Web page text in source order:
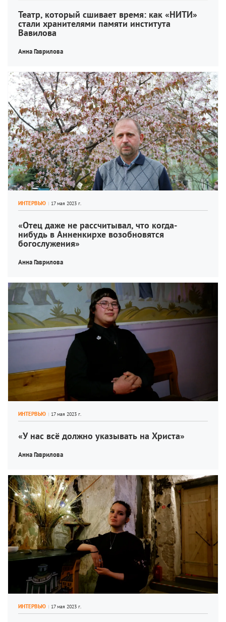
Театр, который сшивает время: как «НИТИ»
стали хранителями памяти института
Вавилова
Анна Гаврилова
ИНТЕРВЬЮ
«Отец даже не рассчитывал, что когда-
нибудь в Анненкирхе возобновятся
богослужения»
Анна Гаврилова
ИНТЕРВЬЮ
«У нас всё должно указывать на Христа»
Анна Гаврилова
ИНТЕРВЬЮ